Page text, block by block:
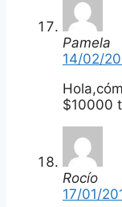
Pamela
14/02/
$10000
Rocío
17/01/